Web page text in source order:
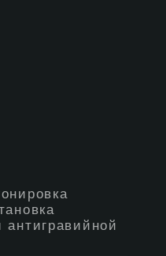
антигравийной